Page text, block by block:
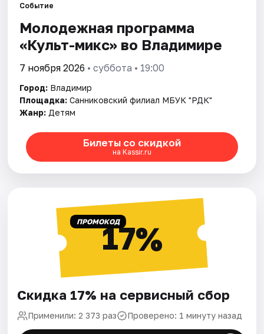
Событие
Молодежная программа
«Культ-микс» во Владимире
7 ноября 2026 • суббота • 19:00
Город: Владимир
Площадка: Санниковский филиал МБУК "РДК"
Жанр: Детям
Билеты со скидкой
на Kassir.ru
ПРОМОКОД17%
Скидка 17% на сервисный сбор
Применили: 2 373 раз Проверено: 1 минуту назад